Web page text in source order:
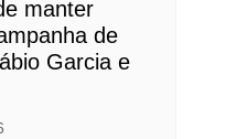
manter
de
Garcia e